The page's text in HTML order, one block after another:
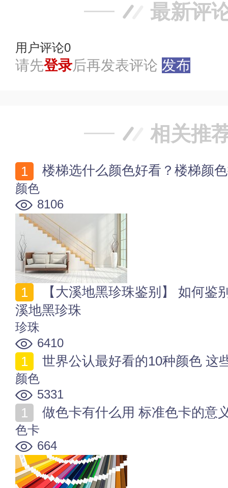
最新评
用户评论0
请先登录后再发表评论 发布
相关推
楼梯选什么颜色好看？楼梯颜
颜色
8106
溪地黑珍珠
珍珠
6410
世界公认最好看的10种颜色 这
颜色
5331
做色卡有什么用 标准色卡的意
色卡
664